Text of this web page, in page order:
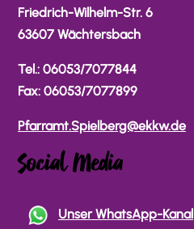
Friedrich-Wilhelm-Str. 6
63607 Wächtersbach
Tel.: 06053/7077844
Fax: 06053/7077899
Pfarramt.Spielberg@ekkw.de
Social Media
Unser WhatsApp-Kanal